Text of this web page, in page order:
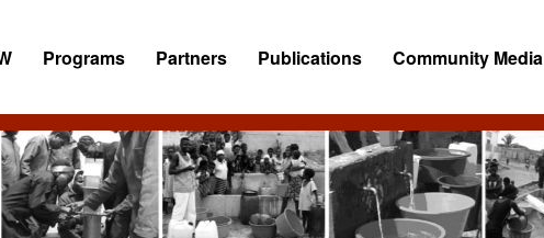
Programs Partners Publications Community Media